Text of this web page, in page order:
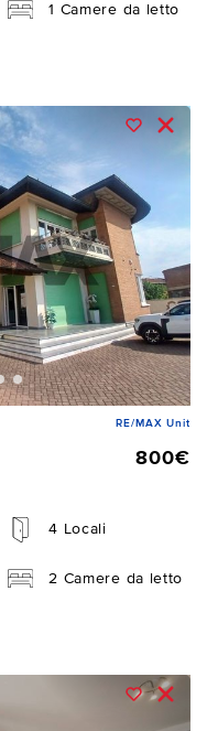
1 Camere da letto
RE/MAX Unit
800€
4 Locali
2 Camere da letto